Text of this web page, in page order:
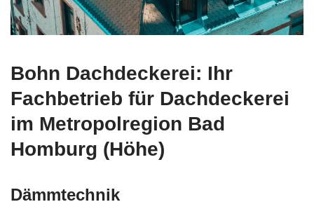
Bohn Dachdeckerei: Ihr
Fachbetrieb für Dachdeckerei
im Metropolregion Bad
Homburg (Höhe)
Dämmtechnik